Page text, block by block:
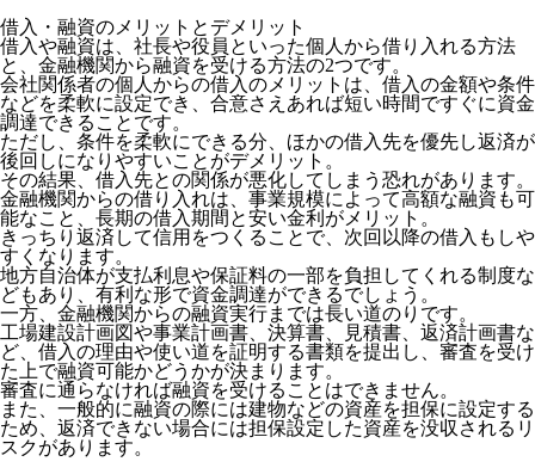
借入・融資のメリットとデメリット
借入や融資は、社長や役員といった個人から借り入れる方法
と、金融機関から融資を受ける方法の2つです。
会社関係者の個人からの借入のメリットは、借入の金額や条件
などを柔軟に設定でき、合意さえあれば短い時間ですぐに資金
調達できることです。
ただし、条件を柔軟にできる分、ほかの借入先を優先し返済が
後回しになりやすいことがデメリット。
その結果、借入先との関係が悪化してしまう恐れがあります。
金融機関からの借り入れは、事業規模によって高額な融資も可
能なこと、長期の借入期間と安い金利がメリット。
きっちり返済して信用をつくることで、次回以降の借入もしや
すくなります。
地方自治体が支払利息や保証料の一部を負担してくれる制度な
どもあり、有利な形で資金調達ができるでしょう。
一方、金融機関からの融資実行までは長い道のりです。
工場建設計画図や事業計画書、決算書、見積書、返済計画書な
ど、借入の理由や使い道を証明する書類を提出し、審査を受け
た上で融資可能かどうかが決まります。
審査に通らなければ融資を受けることはできません。
また、一般的に融資の際には建物などの資産を担保に設定する
ため、返済できない場合には担保設定した資産を没収されるリ
スクがあります。